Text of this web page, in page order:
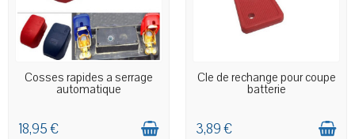
EN STOCK MAGASIN
Cosses rapides a serrage
automatique
18,95 €
EN STOCK MAGASIN
Cle de rechange pour coupe
batterie
3,89 €